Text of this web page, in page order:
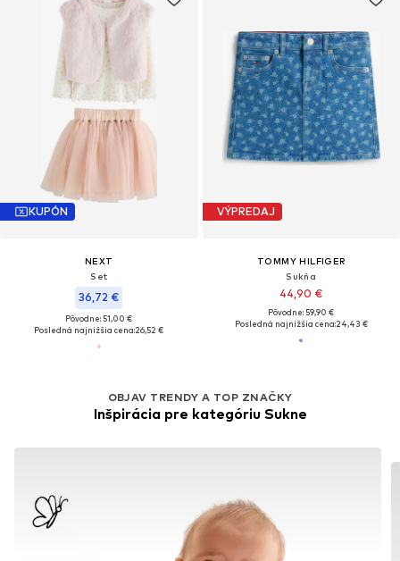
KUPÓN
NEXT
Set
36,72 €
Pôvodne: 51,00 €
Posledná najnižšia cena:26,52 €
VÝPREDAJ
TOMMY HILFIGER
Sukňa
44,90 €
Pôvodne: 59,90 €
Posledná najnižšia cena:24,43 €
OBJAV TRENDY A TOP ZNAČKY
Inšpirácia pre kategóriu Sukne